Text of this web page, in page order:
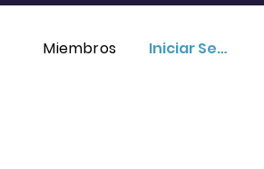
Miembros Iniciar Sesión